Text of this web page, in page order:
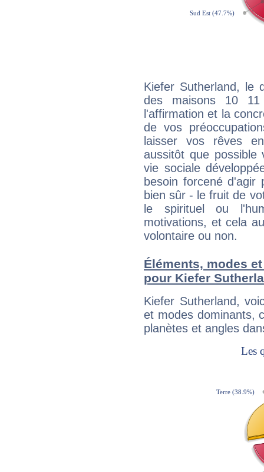
Kiefer Sutherland, le
des maisons 10
l'affirmation et la
de vos
laisser vos rêves
aussitôt que
vie sociale
besoin forcené
bien sûr - le fruit de
le spirituel ou
motivations, et cela
volontaire ou non.
Éléments, modes
pour Kiefer
Kiefer Sutherland,
et modes dominants,
planètes et angles